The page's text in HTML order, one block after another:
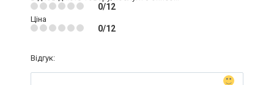
0/12
Ціна
0/12
Відгук: